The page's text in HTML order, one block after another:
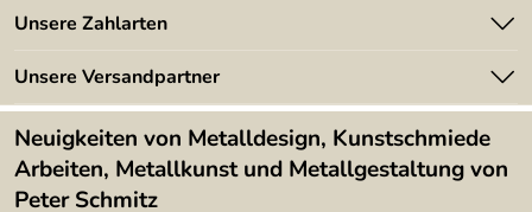
Puree
Zum Abschluß: Iles Flottantes auf einem Spiegel aus
Creme Anglaise (Vanille Sauce)
Kundeninformationen
Newsletter
Lieferbedingungen
Angebote
Kundenbewertungen (394)
4,9/5
Unsere Zahlarten
Unsere Versandpartner
Neuigkeiten von Metalldesign, Kunstschmiede
Arbeiten, Metallkunst und Metallgestaltung von
Peter Schmitz